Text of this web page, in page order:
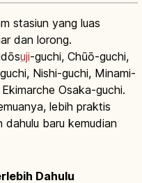
stasiun yang luas
dan lorong.
uji-guchi, Chūō-guchi,
Nishi-guchi, Minami-
Osaka-guchi.
lebih praktis
baru kemudian
Dahulu